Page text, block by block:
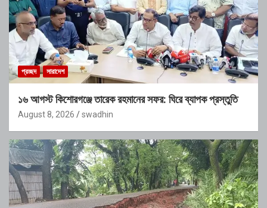
প্রচ্ছদ সারাদেশ
১৬ আগস্ট কিশোরগঞ্জে তারেক রহমানের সফর: ঘিরে ব্যাপক প্রস্তুতি
August 8, 2026 swadhin